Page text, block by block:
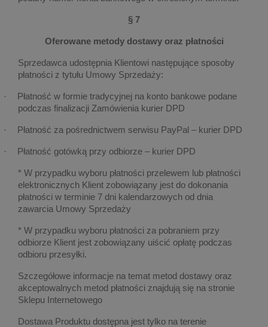
§ 7
Oferowane metody dostawy oraz płatności
Sprzedawca udostępnia Klientowi następujące sposoby
płatności z tytułu Umowy Sprzedaży:
·
Płatność w formie tradycyjnej na konto bankowe podane
podczas finalizacji Zamówienia kurier DPD
· Płatność za pośrednictwem serwisu PayPal – kurier DPD
· Płatność gotówką przy odbiorze – kurier DPD
* W przypadku wyboru płatności przelewem lub płatności
elektronicznych Klient zobowiązany jest do dokonania
płatności w terminie 7 dni kalendarzowych od dnia
zawarcia Umowy Sprzedaży
* W przypadku wyboru płatności za pobraniem przy
odbiorze Klient jest zobowiązany uiścić opłatę podczas
odbioru przesyłki.
Szczegółowe informacje na temat metod dostawy oraz
akceptowalnych metod płatności znajdują się na stronie
Sklepu Internetowego
Dostawa Produktu dostępna jest tylko na terenie